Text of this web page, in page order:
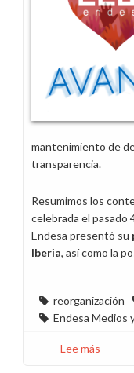
mantenimiento de
transparencia.
Resumimos los
celebrada el pasado
Endesa presentó su
Iberia, así como la
reorganización
Endesa Medios
Lee más